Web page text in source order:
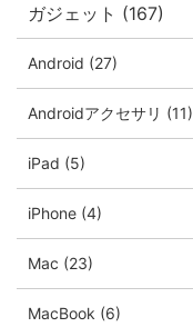
ガジェット (167)
Android (27)
Androidアクセサリ (11)
iPad (5)
iPhone (4)
Mac (23)
MacBook (6)